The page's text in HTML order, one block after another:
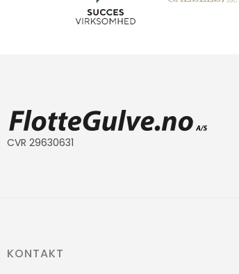
CVR 29630631
KONTAKT